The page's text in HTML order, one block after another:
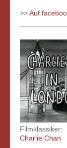
>>Auf
Filmklassiker:
Charlie Chan